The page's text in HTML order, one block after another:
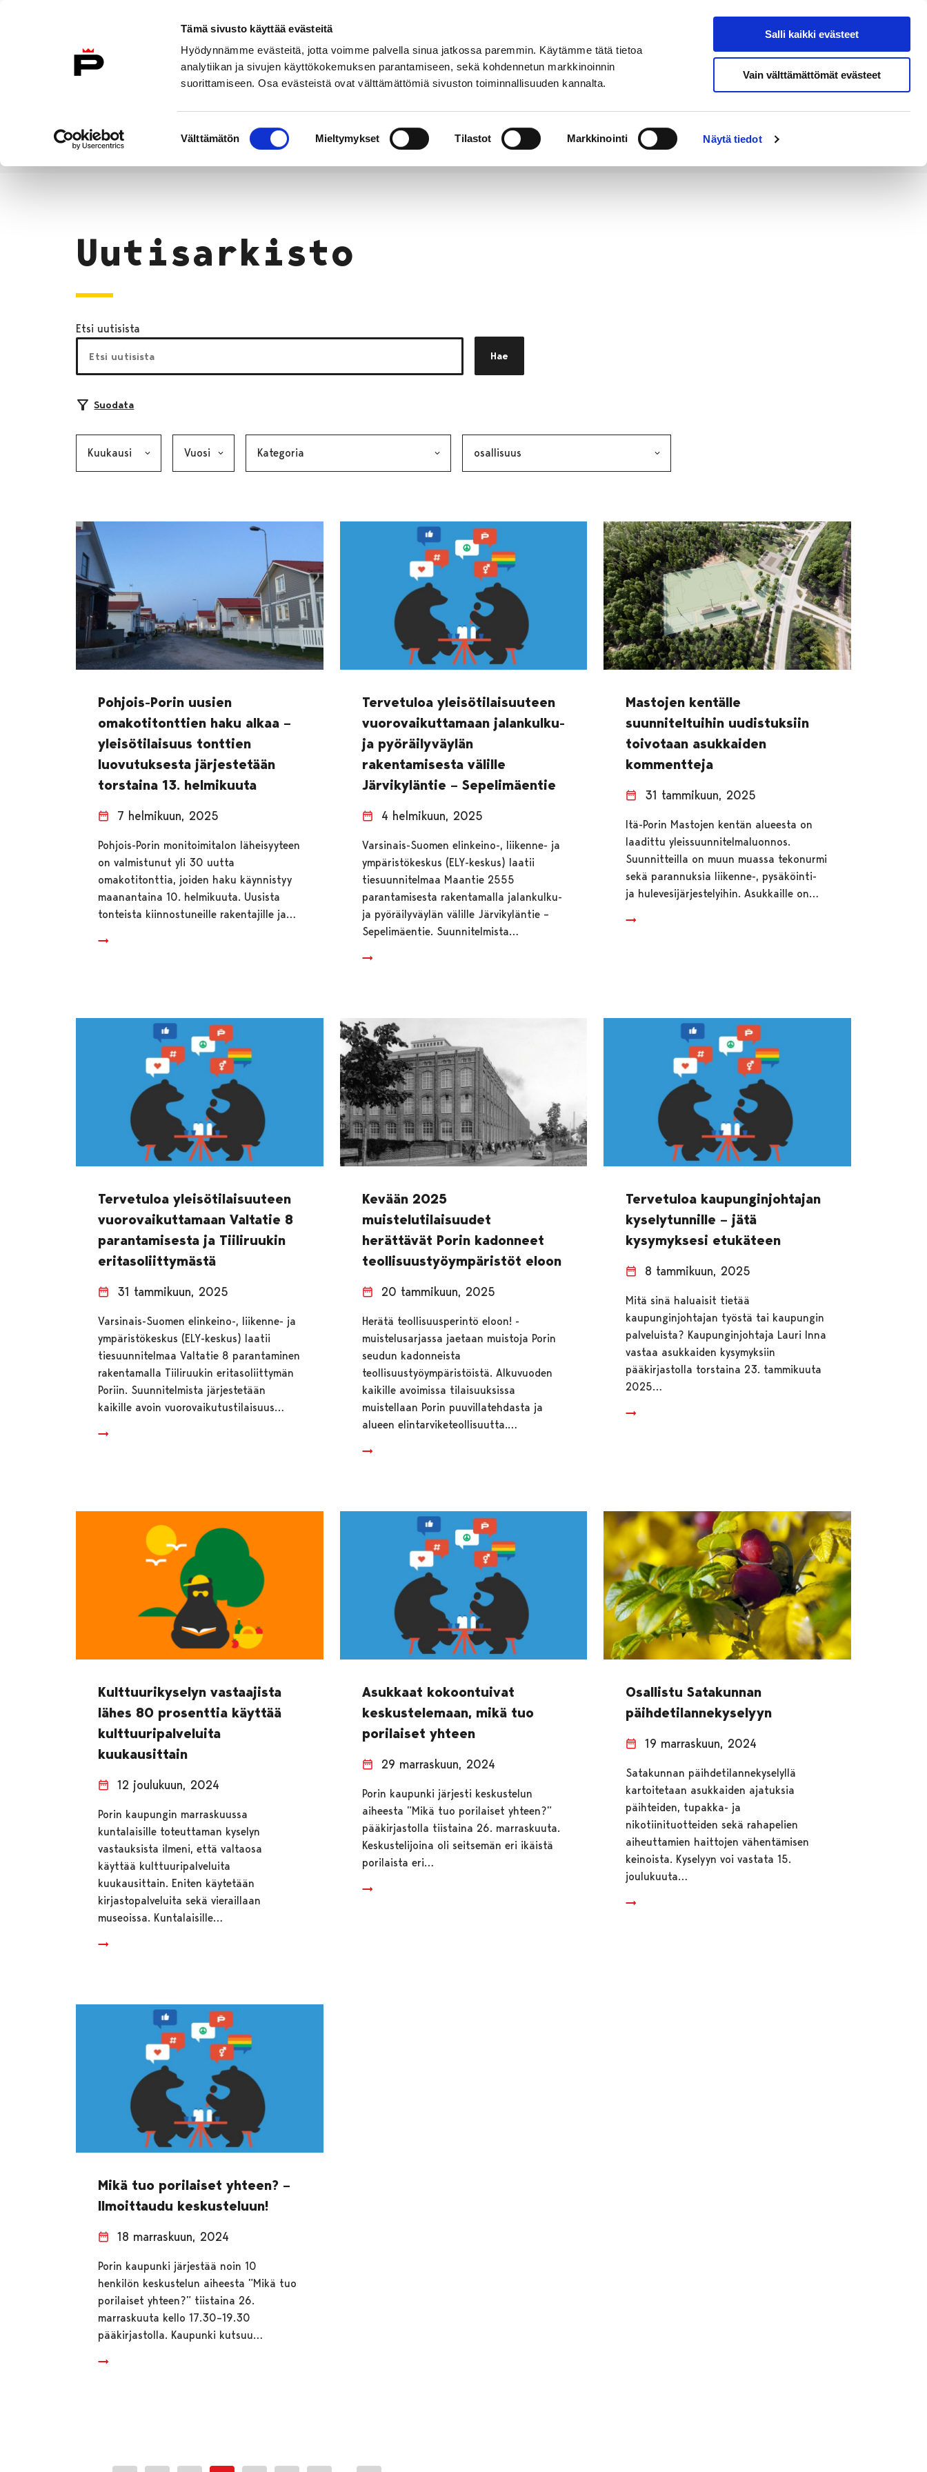
Tämä sivusto käyttää evästeitä
Hyödynnämme evästeitä, jotta voimme palvella sinua jatkossa paremmin. Käytämme tätä tietoa
analytiikan ja sivujen käyttökokemuksen parantamiseen, sekä kohdennetun markkinoinnin
suorittamiseen. Osa evästeistä ovat välttämättömiä sivuston toiminnallisuuden kannalta.
valinta
Välttämätön Mieltymykset Tilastot Markkinointi Näytä tiedot
Salli kaikki evästeet
Vain välttämättömät evästeet
Etusivulle
Hae sivustolta
Etusivu
Uutisarkisto
Etsi uutisista
Hae
Suodata
Pohjois-Porin uusien
omakotitonttien haku alkaa –
yleisötilaisuus tonttien
luovutuksesta järjestetään
torstaina 13. helmikuuta
7 helmikuun, 2025
Pohjois-Porin monitoimitalon läheisyyteen
on valmistunut yli 30 uutta
omakotitonttia, joiden haku käynnistyy
maanantaina 10. helmikuuta. Uusista
tonteista kiinnostuneille rakentajille ja…
Tervetuloa yleisötilaisuuteen
vuorovaikuttamaan jalankulku-
ja pyöräilyväylän
rakentamisesta välille
Järvikyläntie – Sepelimäentie
4 helmikuun, 2025
Varsinais-Suomen elinkeino-, liikenne- ja
ympäristökeskus (ELY-keskus) laatii
tiesuunnitelmaa Maantie 2555
parantamisesta rakentamalla jalankulku-
ja pyöräilyväylän välille Järvikyläntie –
Sepelimäentie. Suunnitelmista…
Mastojen kentälle
suunniteltuihin uudistuksiin
toivotaan asukkaiden
kommentteja
31 tammikuun, 2025
Itä-Porin Mastojen kentän alueesta on
laadittu yleissuunnitelmaluonnos.
Suunnitteilla on muun muassa tekonurmi
sekä parannuksia liikenne-, pysäköinti-
ja hulevesijärjestelyihin. Asukkaille on…
Tervetuloa yleisötilaisuuteen
vuorovaikuttamaan Valtatie 8
parantamisesta ja Tiiliruukin
eritasoliittymästä
31 tammikuun, 2025
Varsinais-Suomen elinkeino-, liikenne- ja
ympäristökeskus (ELY-keskus) laatii
tiesuunnitelmaa Valtatie 8 parantaminen
rakentamalla Tiiliruukin eritasoliittymän
Poriin. Suunnitelmista järjestetään
kaikille avoin vuorovaikutustilaisuus…
Kevään 2025
muistelutilaisuudet
herättävät Porin kadonneet
teollisuustyöympäristöt eloon
20 tammikuun, 2025
Herätä teollisuusperintö eloon! -
muistelusarjassa jaetaan muistoja Porin
seudun kadonneista
teollisuustyöympäristöistä. Alkuvuoden
kaikille avoimissa tilaisuuksissa
muistellaan Porin puuvillatehdasta ja
alueen elintarviketeollisuutta.…
Tervetuloa kaupunginjohtajan
kyselytunnille – jätä
kysymyksesi etukäteen
8 tammikuun, 2025
Mitä sinä haluaisit tietää
kaupunginjohtajan työstä tai kaupungin
palveluista? Kaupunginjohtaja Lauri Inna
vastaa asukkaiden kysymyksiin
pääkirjastolla torstaina 23. tammikuuta
2025…
Kulttuurikyselyn vastaajista
lähes 80 prosenttia käyttää
kulttuuripalveluita
kuukausittain
12 joulukuun, 2024
Porin kaupungin marraskuussa
kuntalaisille toteuttaman kyselyn
vastauksista ilmeni, että valtaosa
käyttää kulttuuripalveluita
kuukausittain. Eniten käytetään
kirjastopalveluita sekä vieraillaan
museoissa. Kuntalaisille…
Asukkaat kokoontuivat
keskustelemaan, mikä tuo
porilaiset yhteen
29 marraskuun, 2024
Porin kaupunki järjesti keskustelun
aiheesta ”Mikä tuo porilaiset yhteen?”
pääkirjastolla tiistaina 26. marraskuuta.
Keskustelijoina oli seitsemän eri ikäistä
porilaista eri…
Osallistu Satakunnan
päihdetilannekyselyyn
19 marraskuun, 2024
Satakunnan päihdetilannekyselyllä
kartoitetaan asukkaiden ajatuksia
päihteiden, tupakka- ja
nikotiinituotteiden sekä rahapelien
aiheuttamien haittojen vähentämisen
keinoista. Kyselyyn voi vastata 15.
joulukuuta…
Mikä tuo porilaiset yhteen? –
Ilmoittaudu keskusteluun!
18 marraskuun, 2024
Porin kaupunki järjestää noin 10
henkilön keskustelun aiheesta ”Mikä tuo
porilaiset yhteen?” tiistaina 26.
marraskuuta kello 17.30–19.30
pääkirjastolla. Kaupunki kutsuu…